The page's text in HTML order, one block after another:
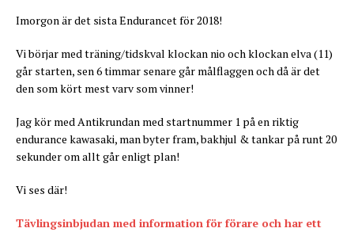
Imorgon är det sista Endurancet för 2018!
Vi börjar med träning/tidskval klockan nio och klockan elva (11)
går starten, sen 6 timmar senare går målflaggen och då är det
den som kört mest varv som vinner!
Jag kör med Antikrundan med startnummer 1 på en riktig
endurance kawasaki, man byter fram, bakhjul & tankar på runt 20
sekunder om allt går enligt plan!
Vi ses där!
Tävlingsinbjudan med information för förare och har ett